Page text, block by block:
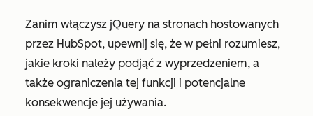
Zanim włączysz jQuery na stronach hostowanych
przez HubSpot, upewnij się, że w pełni rozumiesz,
jakie kroki należy podjąć z wyprzedzeniem, a
także ograniczenia tej funkcji i potencjalne
konsekwencje jej używania.